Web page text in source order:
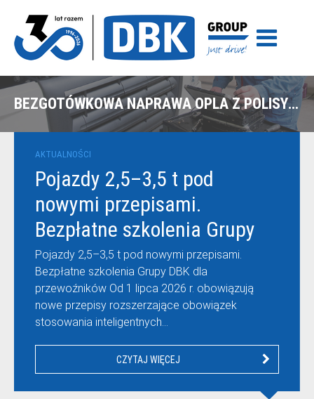
BEZGOTÓWKOWA NAPRAWA OPLA Z POLISY ERGO HESTIA W LEGNICY
AKTUALNOŚCI
Pojazdy 2,5–3,5 t pod
nowymi przepisami.
Bezpłatne szkolenia Grupy
DBK dla przewoźników
Pojazdy 2,5–3,5 t pod nowymi przepisami.
Bezpłatne szkolenia Grupy DBK dla
przewoźników Od 1 lipca 2026 r. obowiązują
nowe przepisy rozszerzające obowiązek
stosowania inteligentnych…
CZYTAJ WIĘCEJ